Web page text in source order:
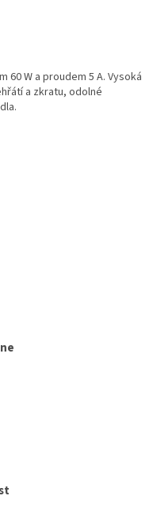
60 W a proudem 5 A. Vysoká
a zkratu, odolné